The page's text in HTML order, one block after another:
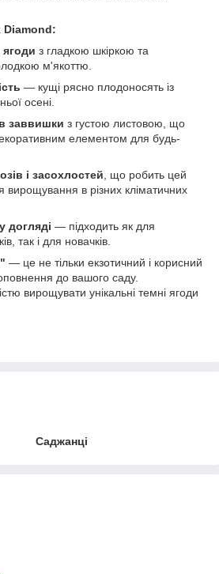
Diamond:
ягоди з гладкою шкіркою та
м'якоттю.
— кущі рясно плодоносять із
осені.
заввишки з густою листовою, що
елементом для будь-
і засохлостей , що робить цей
вирощування в різних кліматичних
догляді — підходить як для
так і для новачків.
— це не тільки екзотичний і корисний
до вашого саду.
вирощувати унікальні темні ягоди
Саджанці